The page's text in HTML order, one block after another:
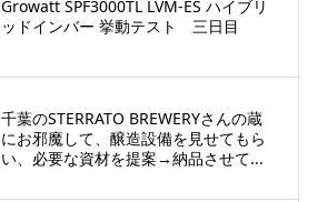
Growatt SPF3000TL LVM-ES ハイブリ
ッドインバー 挙動テスト 三日目
千葉のSTERRATO BREWERYさんの蔵
にお邪魔して、醸造設備を見せてもら
い、必要な資材を提案→納品させて...